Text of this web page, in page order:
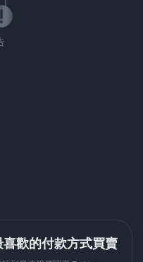
歡的付款方式買賣